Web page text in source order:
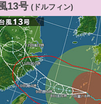
13号 (ドルフィン)